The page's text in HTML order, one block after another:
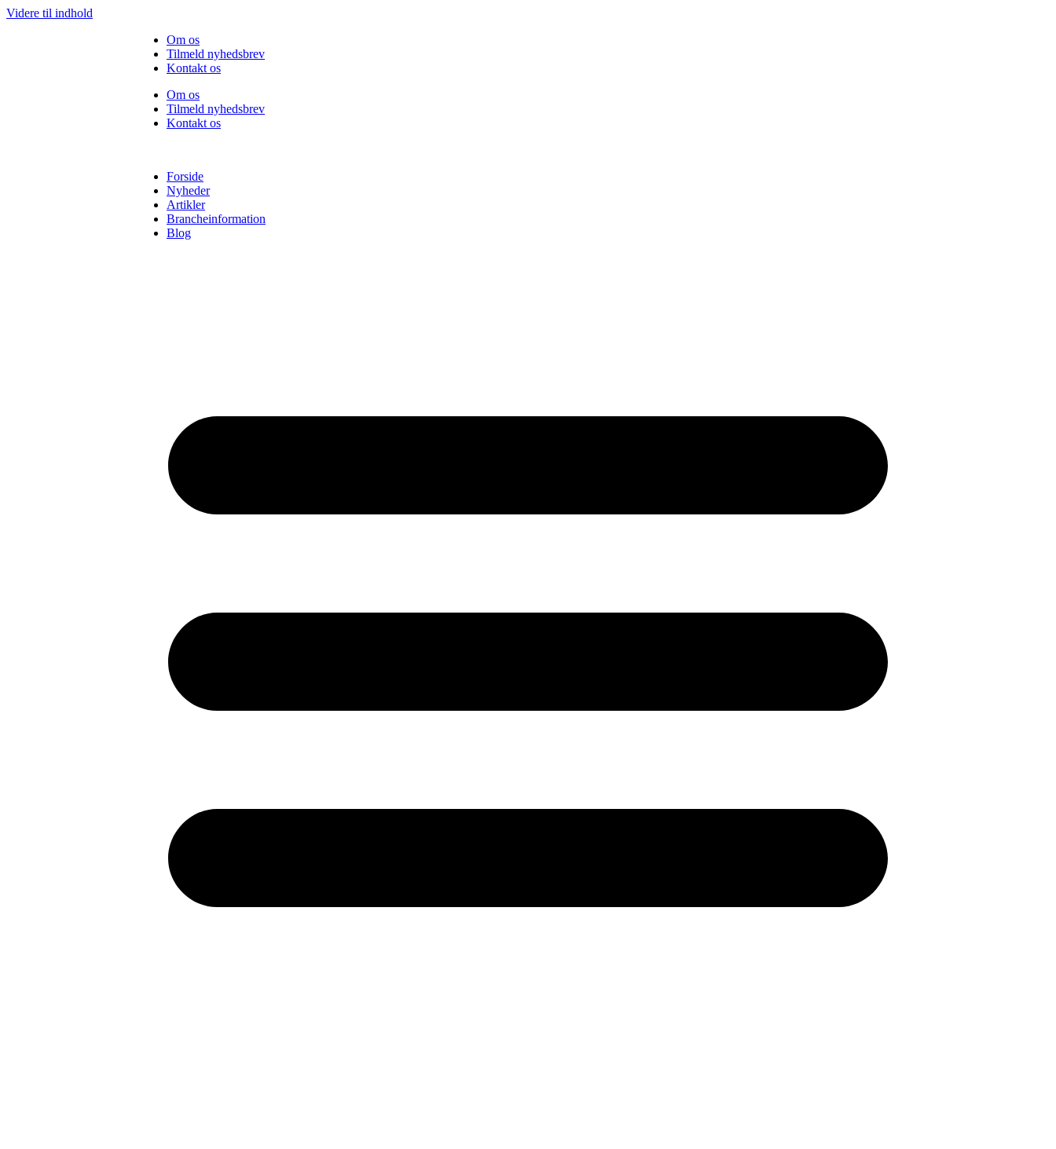
Videre til indhold
Om os
Tilmeld nyhedsbrev
Kontakt os
Om os
Tilmeld nyhedsbrev
Kontakt os
Forside
Nyheder
Artikler
Brancheinformation
Blog